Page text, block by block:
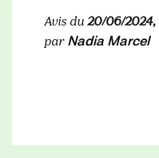
Avis du 20/06/2024,
par Nadia Marcel